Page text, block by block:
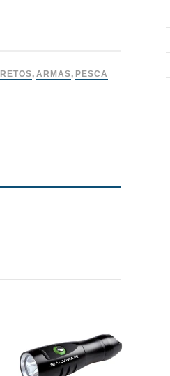
,ARMAS, PESCA